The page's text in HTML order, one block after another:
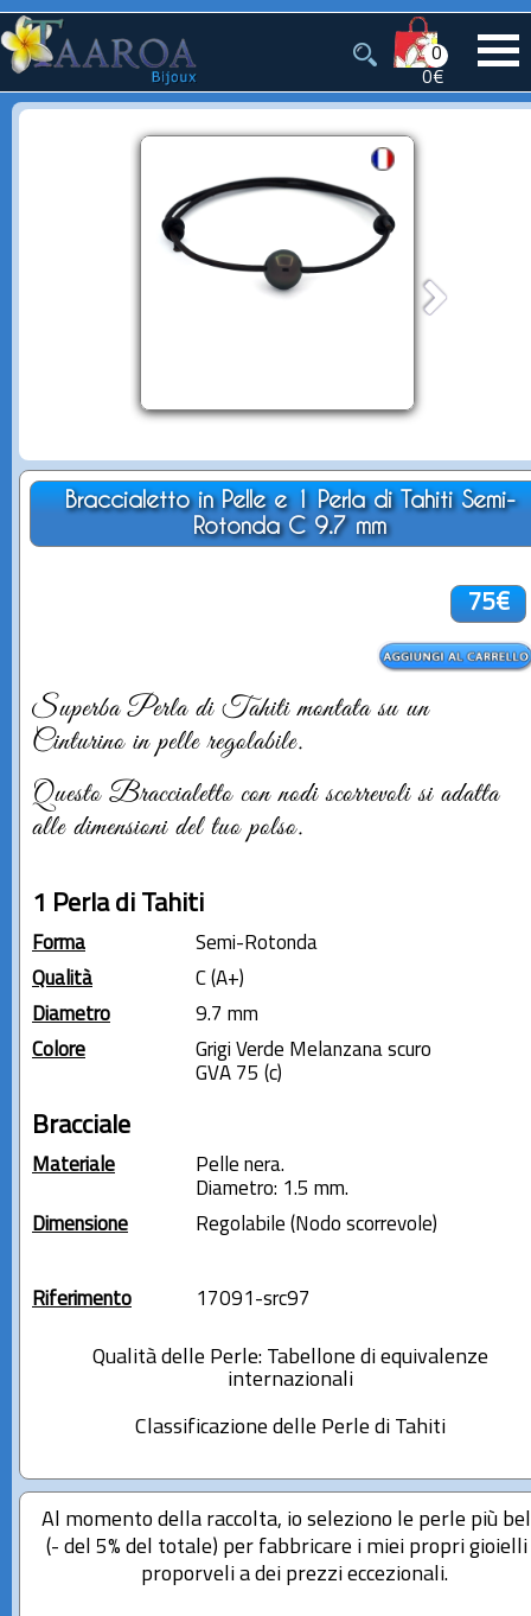
0
0€
Braccialetto in Pelle e 1 Perla di Tahiti Semi-
Rotonda C 9.7 mm
75€
Superba Perla di Tahiti montata su un
Cinturino in pelle regolabile.
Questo Braccialetto con nodi scorrevoli si adatta
alle dimensioni del tuo polso.
1 Perla di Tahiti
Forma
Semi-Rotonda
Qualità
C (A+)
Diametro
9.7 mm
Colore
Grigi Verde Melanzana scuro
GVA 75 (c)
Bracciale
Materiale
Pelle nera.
Diametro: 1.5 mm.
Dimensione
Regolabile (Nodo scorrevole)
Riferimento 17091-src97
Qualità delle Perle: Tabellone di equivalenze
internazionali
Classificazione delle Perle di Tahiti
Al momento della raccolta, io seleziono le perle più
(- del 5% del totale) per fabbricare i miei propri gioielli
proporveli a dei prezzi eccezionali.